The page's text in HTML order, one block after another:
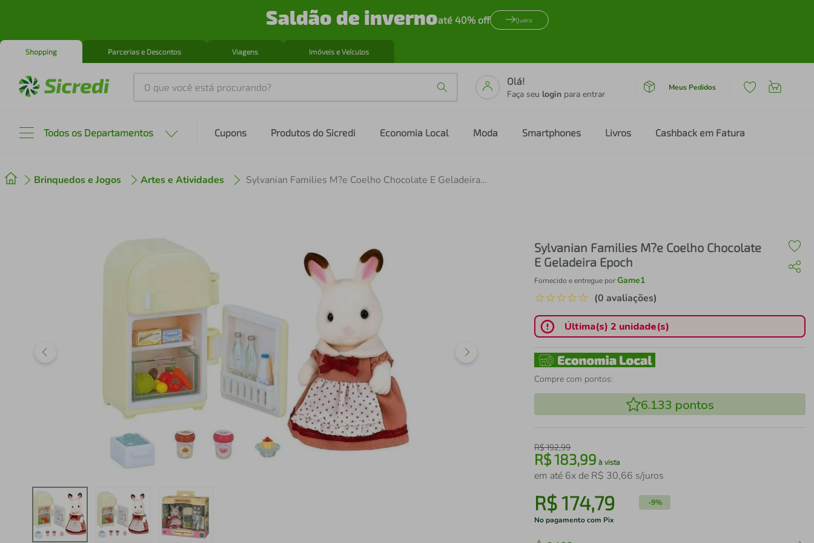
Saldão de invernoaté 40% off Quero
Shopping Parcerias e Descontos Viagens Imóveis e Veículos
O que você está procurando?
Olá!
Faça seu login para entrar
Meus Pedidos
Todos os Departamentos Cupons Produtos do Sicredi Economia Local Moda Smartphones Livros Cashback em Fatura
Brinquedos e Jogos Artes e Atividades Sylvanian Families M?e Coelho Chocolate E Geladeira Epoch
Sylvanian Families M?e Coelho Chocolate
E Geladeira Epoch
Fornecido e entregue porGame1
☆☆☆☆☆ (0 avaliações)
Última(s) 2 unidade(s)
Compre com pontos:
6.133 pontos
R$192,99
R$183,99 à vista
em até 6x de R$ 30,66 s/juros
R$174,79 -9%
No pagamento com Pix
2 cafeteira